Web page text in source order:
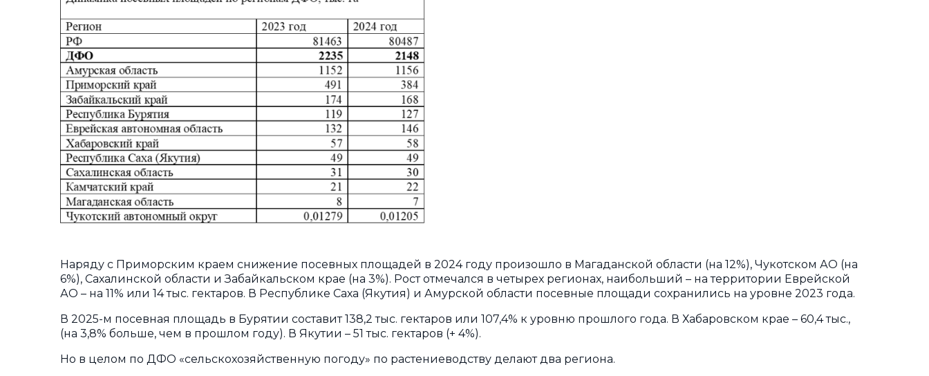
Наряду с Приморским краем снижение посевных площадей в 2024 году произошло в Магаданской области (на 12%), Чукотском АО (на
6%), Сахалинской области и Забайкальском крае (на 3%). Рост отмечался в четырех регионах, наибольший – на территории Еврейской
АО – на 11% или 14 тыс. гектаров. В Республике Саха (Якутия) и Амурской области посевные площади сохранились на уровне 2023 года.
В 2025-м посевная площадь в Бурятии составит 138,2 тыс. гектаров или 107,4% к уровню прошлого года. В Хабаровском крае – 60,4 тыс.,
(на 3,8% больше, чем в прошлом году). В Якутии – 51 тыс. гектаров (+ 4%).
Но в целом по ДФО «сельскохозяйственную погоду» по растениеводству делают два региона.